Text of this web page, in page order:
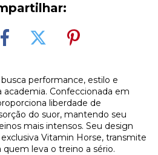
performance, estilo e
Confeccionada em
liberdade de
do suor, mantendo seu
mais intensos. Seu design
Vitamin Horse, transmite
leva o treino a sério.